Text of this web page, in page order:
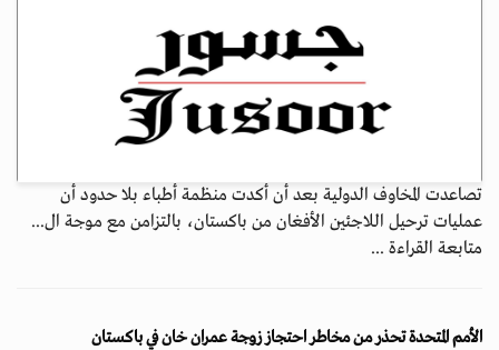
تصاعدت المخاوف الدولية بعد أن أكدت منظمة أطباء بلا حدود أن
عمليات ترحيل اللاجئين الأفغان من باكستان، بالتزامن مع موجة ال...
متابعة القراءة ...
الأمم المتحدة تحذر من مخاطر احتجاز زوجة عمران خان في باكستان